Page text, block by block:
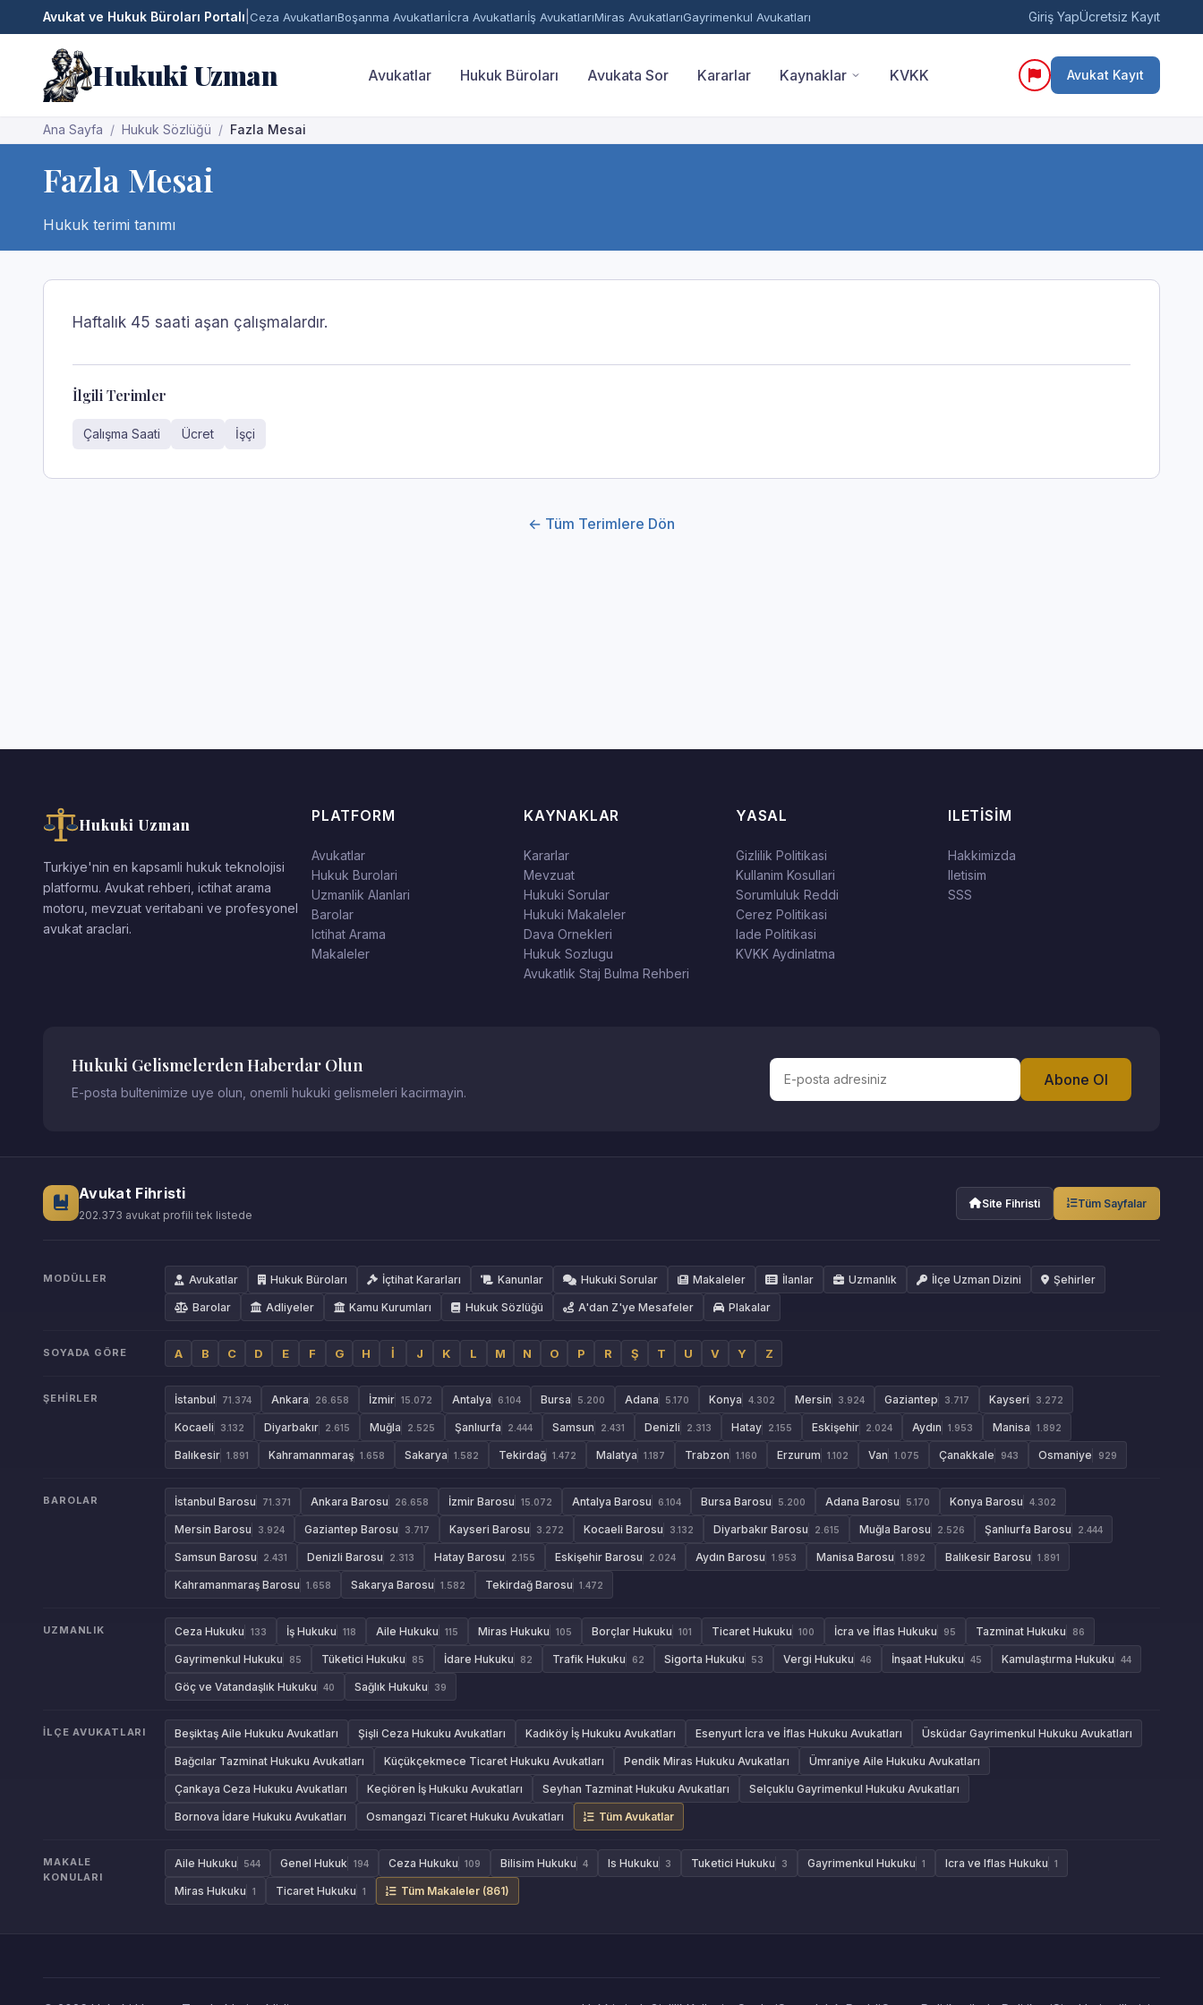
Avukat ve Hukuk Büroları Portalı Ceza AvukatlarıBoşanma Avukatlarıİcra Avukatlarıİş AvukatlarıMiras AvukatlarıGayrimenkul Avukatları Giriş YapÜcretsiz Kayıt
Hukuki Uzman Avukatlar Hukuk Büroları Avukata Sor Kararlar Kaynaklar KVKK Avukat Kayıt
Ana Sayfa Hukuk Sözlüğü Fazla Mesai
Fazla Mesai
Hukuk terimi tanımı
Haftalık 45 saati aşan çalışmalardır.
İlgili Terimler
Çalışma Saati Ücret İşçi
← Tüm Terimlere Dön
Hukuki Uzman
Turkiye'nin en kapsamli hukuk teknolojisi
platformu. Avukat rehberi, ictihat arama
motoru, mevzuat veritabani ve profesyonel
avukat araclari.
PLATFORM
Avukatlar
Hukuk Burolari
Uzmanlik Alanlari
Barolar
Ictihat Arama
Makaleler
KAYNAKLAR
Kararlar
Mevzuat
Hukuki Sorular
Hukuki Makaleler
Dava Ornekleri
Hukuk Sozlugu
Avukatlık Staj Bulma Rehberi
YASAL
Gizlilik Politikasi
Kullanim Kosullari
Sorumluluk Reddi
Cerez Politikasi
Iade Politikasi
KVKK Aydinlatma
ILETISIM
Hakkimizda
Iletisim
SSS
Hukuki Gelismelerden Haberdar Olun
E-posta bultenimize uye olun, onemli hukuki gelismeleri kacirmayin.
Abone Ol
Avukat Fihristi
202.373 avukat profili tek listede
Site Fihristi Tüm Sayfalar
MODÜLLER Avukatlar Hukuk Büroları İçtihat Kararları Kanunlar Hukuki Sorular Makaleler İlanlar Uzmanlık İlçe Uzman Dizini Şehirler
Barolar Adliyeler Kamu Kurumları Hukuk Sözlüğü A'dan Z'ye Mesafeler Plakalar
SOYADA GÖRE A B C D E F G H İ J K L M N O P R Ş T U V Y Z
ŞEHIRLER İstanbul 71.374 Ankara 26.658 İzmir 15.072 Antalya 6.104 Bursa 5.200 Adana 5.170 Konya 4.302 Mersin 3.924 Gaziantep 3.717 Kayseri 3.272
Kocaeli 3.132 Diyarbakır 2.615 Muğla 2.525 Şanlıurfa 2.444 Samsun 2.431 Denizli 2.313 Hatay 2.155 Eskişehir 2.024 Aydın 1.953 Manisa 1.892
Balıkesir 1.891 Kahramanmaraş 1.658 Sakarya 1.582 Tekirdağ 1.472 Malatya 1.187 Trabzon 1.160 Erzurum 1.102 Van 1.075 Çanakkale 943 Osmaniye 929
BAROLAR İstanbul Barosu 71.371 Ankara Barosu 26.658 İzmir Barosu 15.072 Antalya Barosu 6.104 Bursa Barosu 5.200 Adana Barosu 5.170 Konya Barosu 4.302
Mersin Barosu 3.924 Gaziantep Barosu 3.717 Kayseri Barosu 3.272 Kocaeli Barosu 3.132 Diyarbakır Barosu 2.615 Muğla Barosu 2.526 Şanlıurfa Barosu 2.444
Samsun Barosu 2.431 Denizli Barosu 2.313 Hatay Barosu 2.155 Eskişehir Barosu 2.024 Aydın Barosu 1.953 Manisa Barosu 1.892 Balıkesir Barosu 1.891
Kahramanmaraş Barosu 1.658 Sakarya Barosu 1.582 Tekirdağ Barosu 1.472
UZMANLIK Ceza Hukuku 133 İş Hukuku 118 Aile Hukuku 115 Miras Hukuku 105 Borçlar Hukuku 101 Ticaret Hukuku 100 İcra ve İflas Hukuku 95 Tazminat Hukuku 86
Gayrimenkul Hukuku 85 Tüketici Hukuku 85 İdare Hukuku 82 Trafik Hukuku 62 Sigorta Hukuku 53 Vergi Hukuku 46 İnşaat Hukuku 45 Kamulaştırma Hukuku 44
Göç ve Vatandaşlık Hukuku 40 Sağlık Hukuku 39
İLÇE AVUKATLARI Beşiktaş Aile Hukuku Avukatları Şişli Ceza Hukuku Avukatları Kadıköy İş Hukuku Avukatları Esenyurt İcra ve İflas Hukuku Avukatları Üsküdar Gayrimenkul Hukuku Avukatları
Bağcılar Tazminat Hukuku Avukatları Küçükçekmece Ticaret Hukuku Avukatları Pendik Miras Hukuku Avukatları Ümraniye Aile Hukuku Avukatları
Çankaya Ceza Hukuku Avukatları Keçiören İş Hukuku Avukatları Seyhan Tazminat Hukuku Avukatları Selçuklu Gayrimenkul Hukuku Avukatları
Bornova İdare Hukuku Avukatları Osmangazi Ticaret Hukuku Avukatları Tüm Avukatlar
MAKALE
KONULARI
Aile Hukuku 544 Genel Hukuk 194 Ceza Hukuku 109 Bilisim Hukuku 4 Is Hukuku 3 Tuketici Hukuku 3 Gayrimenkul Hukuku 1 Icra ve Iflas Hukuku 1
Miras Hukuku 1 Ticaret Hukuku 1 Tüm Makaleler (861)